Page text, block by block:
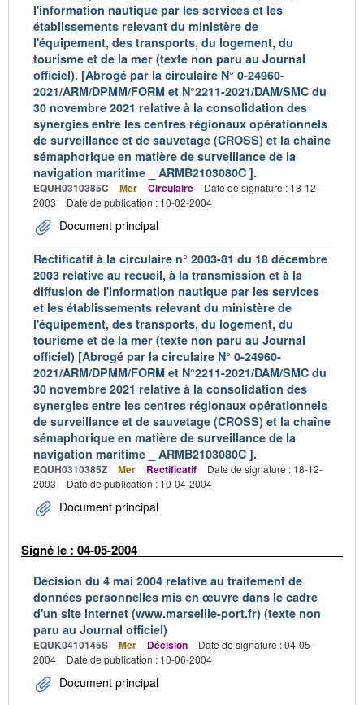
l'information nautique par les services et les
établissements relevant du ministère de
l'équipement, des transports, du logement, du
tourisme et de la mer (texte non paru au Journal
officiel). [Abrogé par la circulaire N° 0-24960-
2021/ARM/DPMM/FORM et N°2211-2021/DAM/SMC du
30 novembre 2021 relative à la consolidation des
synergies entre les centres régionaux opérationnels
de surveillance et de sauvetage (CROSS) et la chaîne
sémaphorique en matière de surveillance de la
navigation maritime _ ARMB2103080C ].
EQUH0310385C Mer Circulaire
Date de signature : 18-12-
2003
Date de publication : 10-02-2004
Document principal
Rectificatif à la circulaire n° 2003-81 du 18 décembre
2003 relative au recueil, à la transmission et à la
diffusion de l'information nautique par les services
et les établissements relevant du ministère de
l'équipement, des transports, du logement, du
tourisme et de la mer (texte non paru au Journal
officiel) [Abrogé par la circulaire N° 0-24960-
2021/ARM/DPMM/FORM et N°2211-2021/DAM/SMC du
30 novembre 2021 relative à la consolidation des
synergies entre les centres régionaux opérationnels
de surveillance et de sauvetage (CROSS) et la chaîne
sémaphorique en matière de surveillance de la
navigation maritime _ ARMB2103080C ].
EQUH0310385Z Mer Rectificatif
Date de signature : 18-12-
2003
Date de publication : 10-04-2004
Document principal
Signé le : 04-05-2004
Décision du 4 mai 2004 relative au traitement de
données personnelles mis en œuvre dans le cadre
d'un site internet (www.marseille-port.fr) (texte non
paru au Journal officiel)
EQUK0410145S Mer Décision
Date de signature : 04-05-
2004
Date de publication : 10-06-2004
Document principal